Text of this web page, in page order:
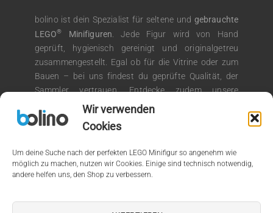
Wir verwenden
Cookies
Um deine Suche nach der perfekten LEGO Minifigur so angenehm wie
möglich zu machen, nutzen wir Cookies. Einige sind technisch notwendig,
andere helfen uns, den Shop zu verbessern.
bolino ist dein Spezialist für seltene und gebrauchte
LEGO® Minifiguren. Jede Figur wird von Hand
geprüft, hygienisch gereinigt und originalgetreu
zusammengestellt. Egal ob für die Vitrine oder zum
Bauen – bei uns findest du geprüfte Qualität, der
Sammler vertrauen. Entdecke zudem unsere
Auswahl an LEGO Kiloware für kreative
Bauprojekte.